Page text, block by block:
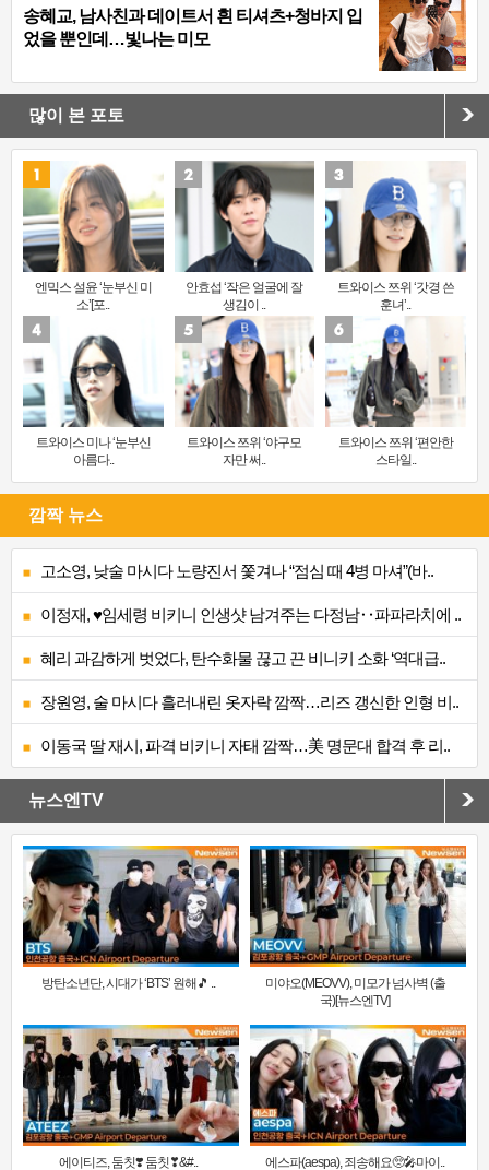
송혜교, 남사친과 데이트서 흰 티셔츠+청바지 입
었을 뿐인데…빛나는 미모
많이 본 포토
엔믹스 설윤 ‘눈부신 미
소’[포..
안효섭 ‘작은 얼굴에 잘
생김이 ..
트와이스 쯔위 ‘갓경 쓴
훈녀’..
트와이스 미나 ‘눈부신
아름다..
트와이스 쯔위 ‘야구모
자만 써..
트와이스 쯔위 ‘편안한
스타일..
깜짝 뉴스
고소영, 낮술 마시다 노량진서 쫓겨나 “점심 때 4병 마셔”(바..
이정재, ♥임세령 비키니 인생샷 남겨주는 다정남‥파파라치에 ..
혜리 과감하게 벗었다, 탄수화물 끊고 끈 비니키 소화 ‘역대급..
장원영, 술 마시다 흘러내린 옷자락 깜짝…리즈 갱신한 인형 비..
이동국 딸 재시, 파격 비키니 자태 깜짝…美 명문대 합격 후 리..
뉴스엔TV
방탄소년단, 시대가 ‘BTS’ 원해🎵 ..
미야오(MEOVV), 미모가 넘사벽 (출
국)[뉴스엔TV]
에이티즈, 둠칫❣️ 둠칫❣&#.. 에스파(aespa), 죄송해요🥺🎤마이..